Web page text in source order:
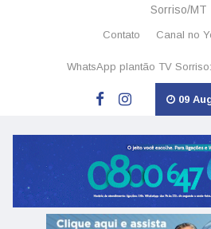
Sorriso/MT
Contato Canal no
WhatsApp plantão TV
09